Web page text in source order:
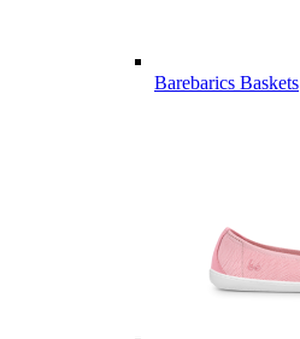
Barebarics Baskets